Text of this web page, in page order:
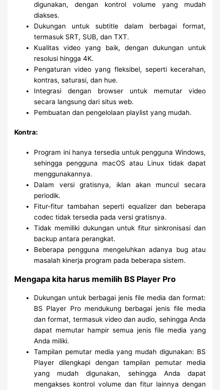
digunakan, dengan kontrol volume yang mudah
diakses.
Dukungan untuk subtitle dalam berbagai format,
termasuk SRT, SUB, dan TXT.
Kualitas video yang baik, dengan dukungan untuk
resolusi hingga 4K.
Pengaturan video yang fleksibel, seperti kecerahan,
kontras, saturasi, dan hue.
Integrasi dengan browser untuk memutar video
secara langsung dari situs web.
Pembuatan dan pengelolaan playlist yang mudah.
Kontra:
Program ini hanya tersedia untuk pengguna Windows,
sehingga pengguna macOS atau Linux tidak dapat
menggunakannya.
Dalam versi gratisnya, iklan akan muncul secara
periodik.
Fitur-fitur tambahan seperti equalizer dan beberapa
codec tidak tersedia pada versi gratisnya.
Tidak memiliki dukungan untuk fitur sinkronisasi dan
backup antara perangkat.
Beberapa pengguna mengeluhkan adanya bug atau
masalah kinerja program pada beberapa sistem.
Mengapa kita harus memilih BS Player Pro
Dukungan untuk berbagai jenis file media dan format:
BS Player Pro mendukung berbagai jenis file media
dan format, termasuk video dan audio, sehingga Anda
dapat memutar hampir semua jenis file media yang
Anda miliki.
Tampilan pemutar media yang mudah digunakan: BS
Player dilengkapi dengan tampilan pemutar media
yang mudah digunakan, sehingga Anda dapat
mengakses kontrol volume dan fitur lainnya dengan